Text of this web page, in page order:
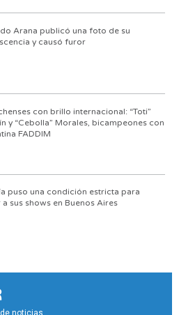
Arana publicó una foto de su
y causó furor
con brillo internacional: “Toti”
y “Cebolla” Morales, bicampeones con
FADDIM
puso una condición estricta para
a sus shows en Buenos Aires
noticias